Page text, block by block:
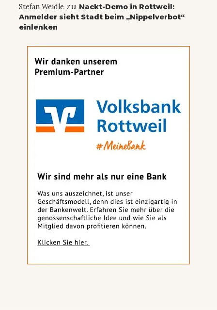
Stefan Weidle zu Nackt-Demo in Rottweil:
Anmelder sieht Stadt beim „Nippelverbot“
einlenken